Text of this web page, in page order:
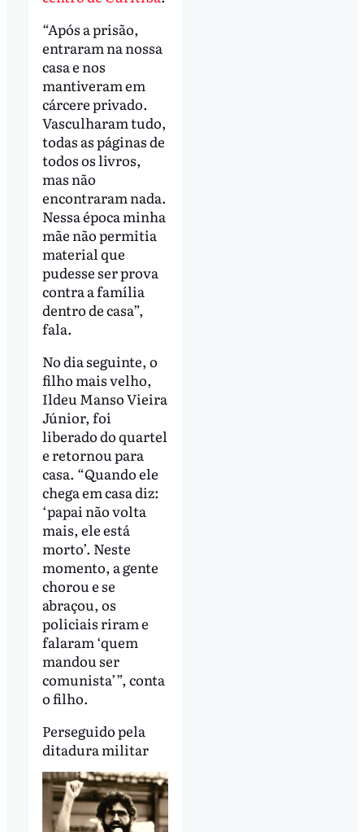
“Após a prisão,
entraram na nossa
casa e nos
mantiveram em
cárcere privado.
Vasculharam tudo,
todas as páginas de
todos os livros,
mas não
encontraram nada.
Nessa época minha
mãe não permitia
material que
pudesse ser prova
contra a família
dentro de casa”,
fala.
No dia seguinte, o
filho mais velho,
Ildeu Manso Vieira
Júnior, foi
liberado do quartel
e retornou para
casa. “Quando ele
chega em casa diz:
‘papai não volta
mais, ele está
morto’. Neste
momento, a gente
chorou e se
abraçou, os
policiais riram e
falaram ‘quem
mandou ser
comunista’”, conta
o filho.
Perseguido pela
ditadura militar